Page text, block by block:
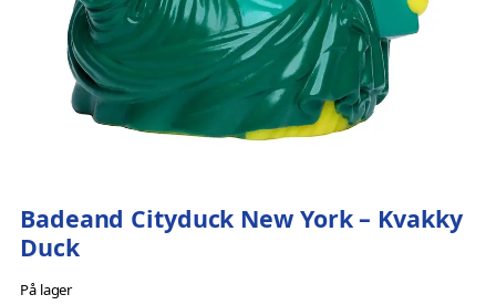
Badeand Cityduck New York – Kvakky
Duck
På lager